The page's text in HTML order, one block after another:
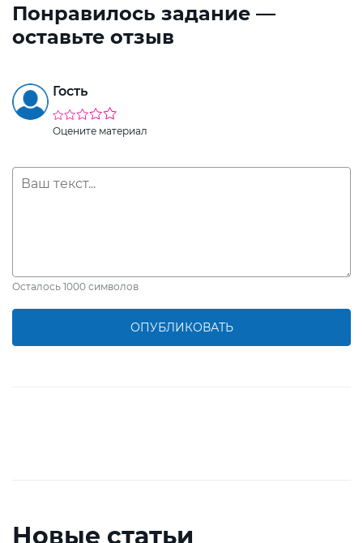
Понравилось задание —
оставьте отзыв
Гость
Оцените материал
Осталось 1000 символов
ОПУБЛИКОВАТЬ
Новые статьи